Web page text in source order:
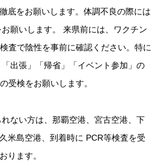
底をお願いします。体調不良の際には
願いします。 来県前には、ワクチン
査で陰性を事前に確認ください。特に
出張」「帰省」「イベント参加」の
受検をお願いします。
ない方は、那覇空港、宮古空港、下
米島空港、到着時に PCR等検査を受
ります。